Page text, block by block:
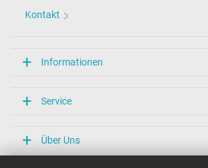
Kontakt
Informationen
Service
Über Uns